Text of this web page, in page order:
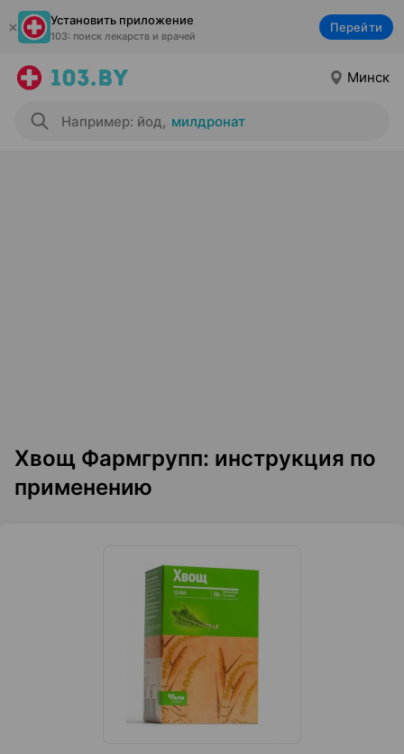
Установить приложение
103: поиск лекарств и врачей
Перейти
Минск
Например: йод, милдронат
Хвощ Фармгрупп: инструкция по
применению